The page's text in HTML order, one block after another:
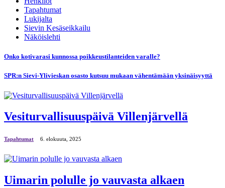
Tapahtumat
Lukijalta
Sievin Kesäseikkailu
Näköislehti
Onko kotivarasi kunnossa poikkeustilanteiden varalle?
SPR:n Sievi-Ylivieskan osasto kutsuu mukaan vähentämään yksinäisyyttä
Vesiturvallisuuspäivä Villenjärvellä
Tapahtumat 6. elokuuta, 2025
Uimarin polulle jo vauvasta alkaen